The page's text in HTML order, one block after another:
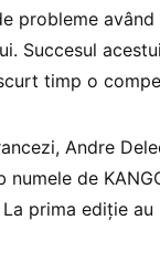
probleme
Succesul
timp o
Andre
numele de
prima ediţie